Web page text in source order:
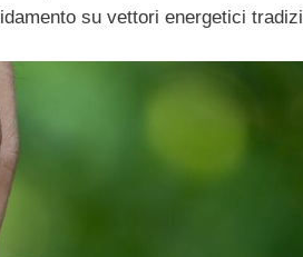
su vettori energetici